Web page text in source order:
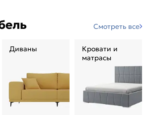
Смотреть все
Диваны
Кровати и
матрасы